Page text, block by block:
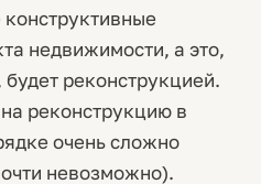
недвижимости, а это,
реконструкцией.
реконструкцию в
очень сложно
невозможно).